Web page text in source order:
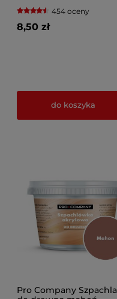
454 oceny
8,50 zł
do koszyka
Pro Company Szpachla